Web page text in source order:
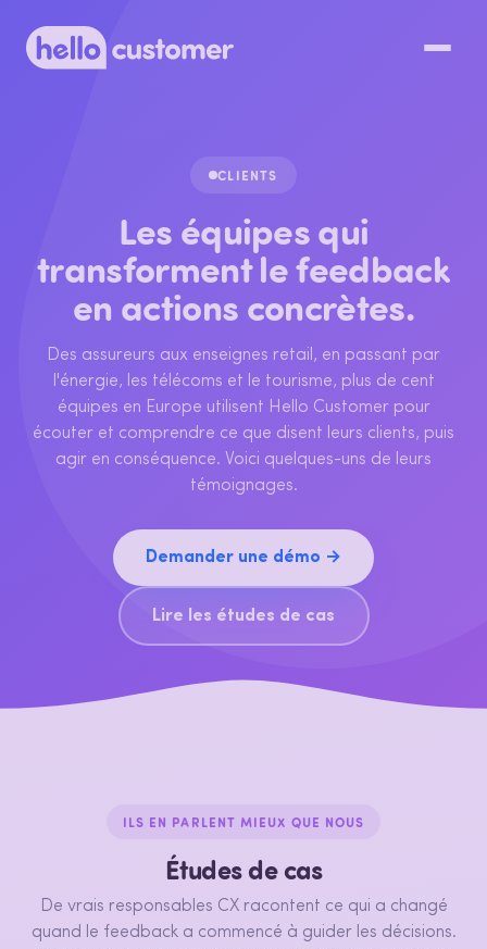
CLIENTS
Les équipes qui
transforment le feedback
en actions concrètes.
Des assureurs aux enseignes retail, en passant par
l'énergie, les télécoms et le tourisme, plus de cent
équipes en Europe utilisent Hello Customer pour
écouter et comprendre ce que disent leurs clients, puis
agir en conséquence. Voici quelques-uns de leurs
témoignages.
Demander une démo →
Lire les études de cas
ILS EN PARLENT MIEUX QUE NOUS
Études de cas
De vrais responsables CX racontent ce qui a changé
quand le feedback a commencé à guider les décisions.